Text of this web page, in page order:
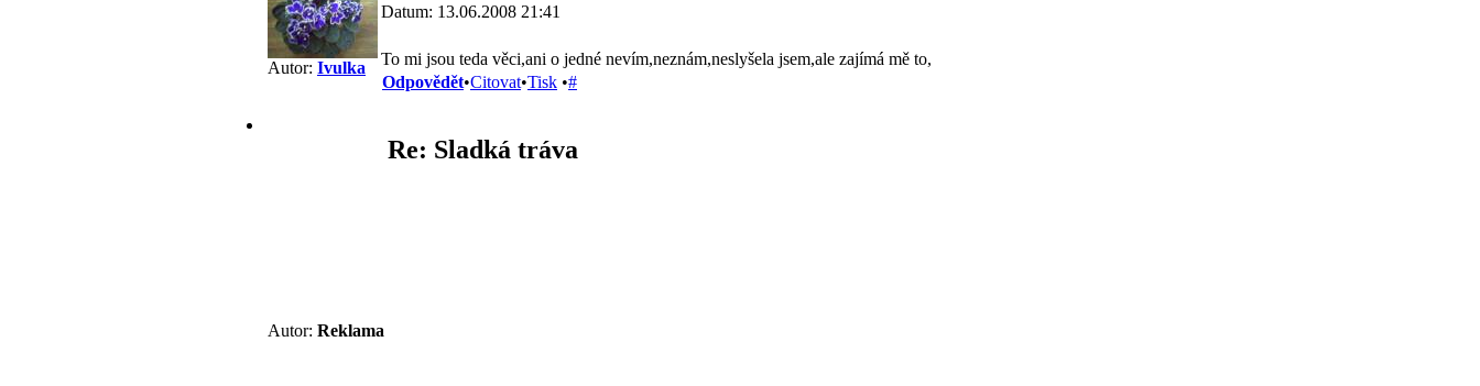
Autor: Ivulka
Datum: 13.06.2008 21:41
To mi jsou teda věci,ani o jedné nevím,neznám,neslyšela jsem,ale zajímá mě to,
Odpovědět•Citovat•Tisk •#
Autor: Reklama
Re: Sladká tráva